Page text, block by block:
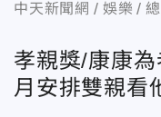
中天新聞網 娛樂
孝親獎/康康
月安排雙親看